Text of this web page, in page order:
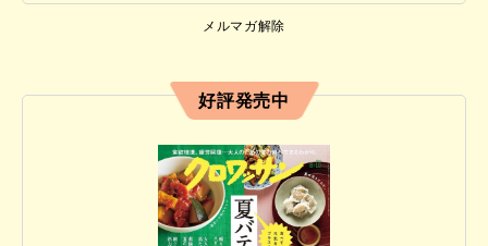
メルマガ解除
好評発売中